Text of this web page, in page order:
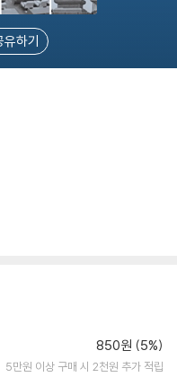
유하기
850원 (5%)
5만원 이상 구매 시 2천원 추가 적립